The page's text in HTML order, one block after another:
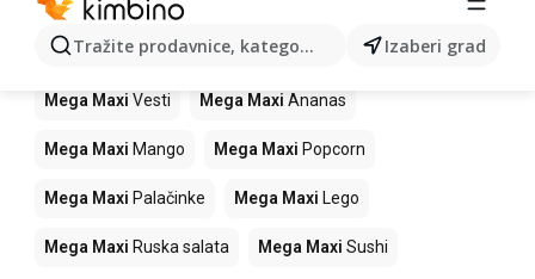
Tražite prodavnice, kategorije, proizvode...Izaberi grad
Drugi proizvodi u prodavnicama Mega
Maxi
Mega Maxi Vesti Mega Maxi Ananas
Mega Maxi Mango Mega Maxi Popcorn
Mega Maxi Palačinke Mega Maxi Lego
Mega Maxi Ruska salata Mega Maxi Sushi